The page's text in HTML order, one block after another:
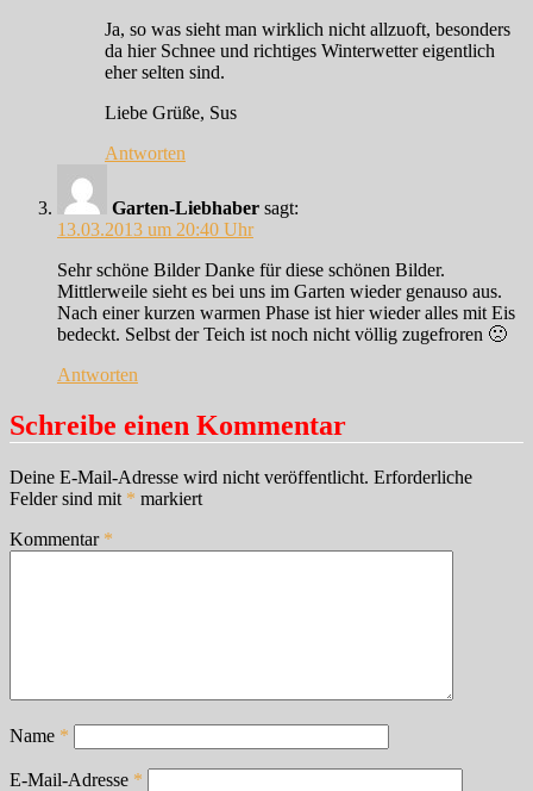
Ja, so was sieht man wirklich nicht allzuoft, besonders
da hier Schnee und richtiges Winterwetter eigentlich
eher selten sind.
Liebe Grüße, Sus
Antworten
Garten-Liebhaber sagt:
13.03.2013 um 20:40 Uhr
Sehr schöne Bilder Danke für diese schönen Bilder.
Mittlerweile sieht es bei uns im Garten wieder genauso aus.
Nach einer kurzen warmen Phase ist hier wieder alles mit Eis
bedeckt. Selbst der Teich ist noch nicht völlig zugefroren 🙁
Antworten
Schreibe einen Kommentar
Deine E-Mail-Adresse wird nicht veröffentlicht. Erforderliche
Felder sind mit * markiert
Kommentar *
Name *
E-Mail-Adresse *